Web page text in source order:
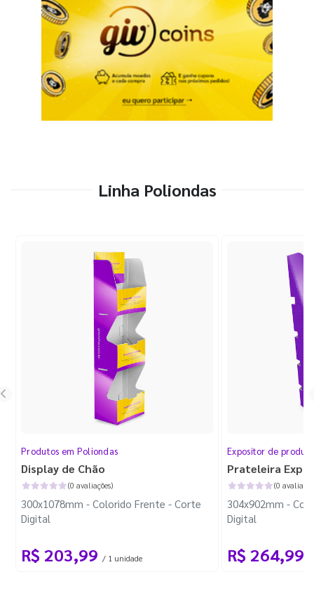
Linha Poliondas
Produtos em Poliondas
Display de Chão
(0 avaliações)
300x1078mm - Colorido Frente - Corte
Digital
R$ 203,99 / 1 unidade
Expositor de
Prateleira
(0
304x902mm -
Digital
R$ 264,99